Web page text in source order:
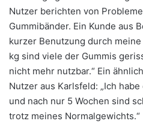
Nutzer berichten von
Gummibänder. Ein Kunde aus
kurzer Benutzung durch
kg sind viele der Gummis
nicht mehr nutzbar.“ Ein
Nutzer aus Karlsfeld: „Ich
und nach nur 5 Wochen sind
trotz meines Normalgewichts.“